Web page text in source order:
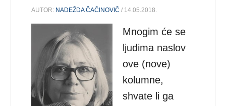
AUTOR: NADEŽDA ČAČINOVIČ / 14.05.2018.
Mnogim će se
ljudima naslov
ove (nove)
kolumne,
shvate li ga